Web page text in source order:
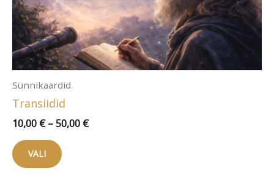
Sünnikaardid
Transiidid
10,00 € –50,00 €Hinnavahemik:
VALI
tootel